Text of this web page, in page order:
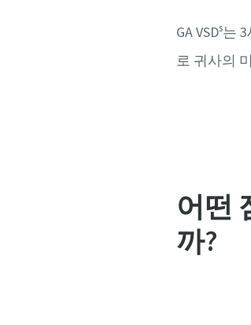
GA VSDs는
로 귀사의
어떤
까?